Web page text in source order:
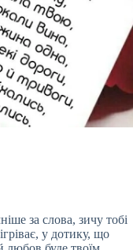
за слова, зичу тобі
у дотику, що